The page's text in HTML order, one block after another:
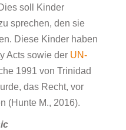
soll Kinder
sprechen, den sie
Diese Kinder haben
Acts sowie der UN-
1991 von Trinidad
das Recht, vor
(Hunte M., 2016).